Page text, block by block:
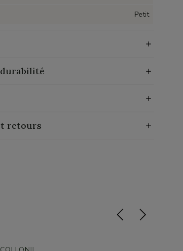
Petit
durabilité
retours